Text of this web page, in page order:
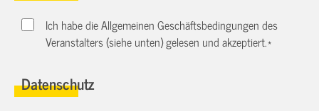
Ich habe die Allgemeinen Geschäftsbedingungen des
Veranstalters (siehe unten) gelesen und akzeptiert.*
Datenschutz